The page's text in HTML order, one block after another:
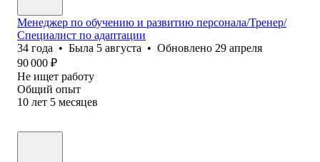
Менеджер по обучению и развитию персонала/Тренер/
Специалист по адаптации
34 года • Была 5 августа • Обновлено 29 апреля
90 000 ₽
Не ищет работу
Общий опыт
10 лет 5 месяцев